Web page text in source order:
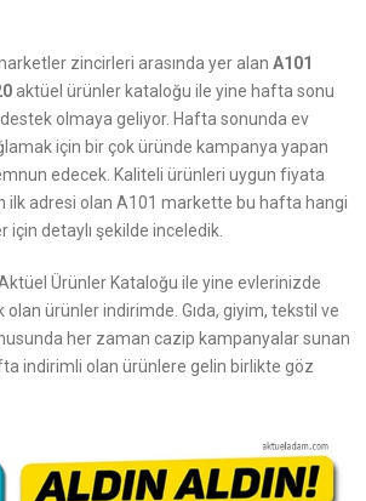
zincirleri arasında yer alan A101
aktüel ürünler kataloğu ile yine hafta sonu
olmaya geliyor. Hafta sonunda ev
için bir çok üründe kampanya yapan
edecek. Kaliteli ürünleri uygun fiyata
ilk adresi olan A101 markette bu hafta hangi
detaylı şekilde inceledik.
Ürünler Kataloğu ile yine evlerinizde
olan ürünler indirimde. Gıda, giyim, tekstil ve
her zaman cazip kampanyalar sunan
indirimli olan ürünlere gelin birlikte göz